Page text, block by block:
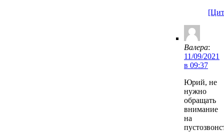
Валера:
11/09/2021
в 09:37
Юрий, не
нужно
обращать
внимание
на